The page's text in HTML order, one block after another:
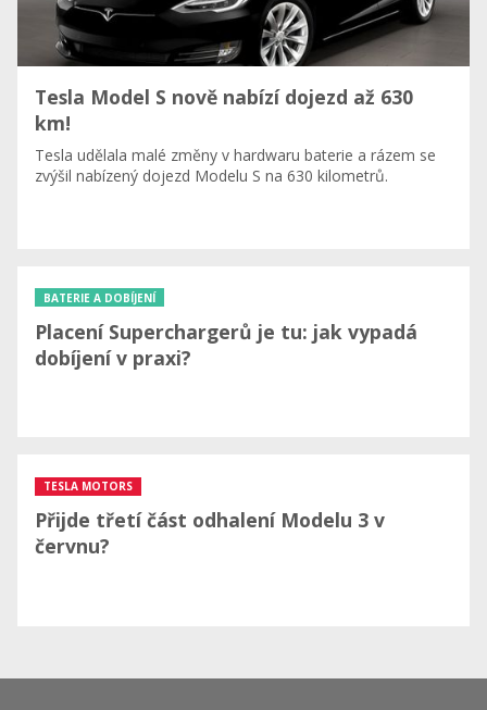
Tesla Model S nově nabízí dojezd až 630
km!
Tesla udělala malé změny v hardwaru baterie a rázem se
zvýšil nabízený dojezd Modelu S na 630 kilometrů.
Placení Superchargerů je tu: jak vypadá
dobíjení v praxi?
BATERIE A DOBÍJENÍ
Přijde třetí část odhalení Modelu 3 v
červnu?
TESLA MOTORS